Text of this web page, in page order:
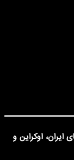
اوکراین و